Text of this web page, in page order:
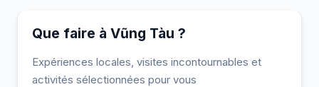
Que faire à Vũng Tàu ?
Expériences locales, visites incontournables et
activités sélectionnées pour vous